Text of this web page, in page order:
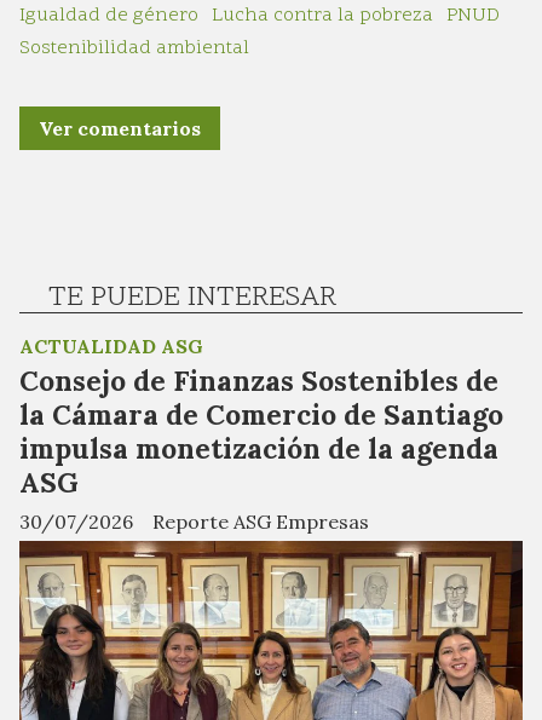
Igualdad de género Lucha contra la pobreza PNUD
Sostenibilidad ambiental
Ver comentarios
TE PUEDE INTERESAR
Consejo de Finanzas Sostenibles de
la Cámara de Comercio de Santiago
impulsa monetización de la agenda
ASG
Reporte ASG Empresas
ACTUALIDAD ASG
30/07/2026